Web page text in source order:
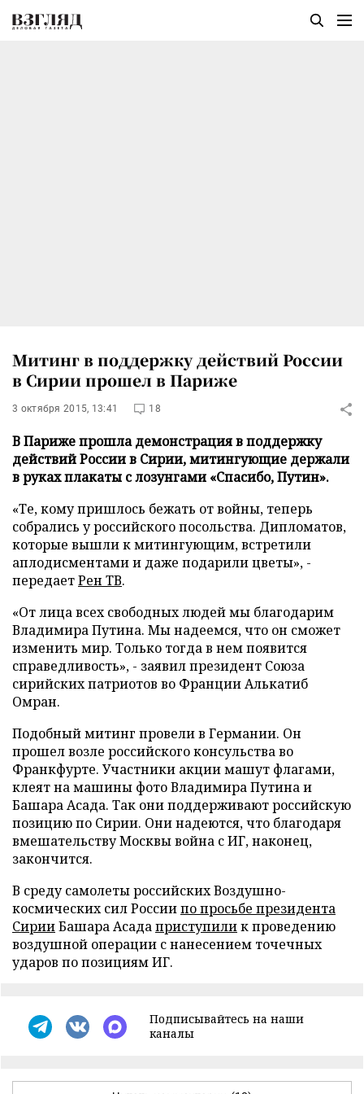
Митинг в поддержку действий России
в Сирии прошел в Париже
3 октября 2015, 13:41 18
В Париже прошла демонстрация в поддержку
действий России в Сирии, митингующие держали
в руках плакаты с лозунгами «Спасибо, Путин».
«Те, кому пришлось бежать от войны, теперь
собрались у российского посольства. Дипломатов,
которые вышли к митингующим, встретили
аплодисментами и даже подарили цветы», -
передаетРен ТВ.
«От лица всех свободных людей мы благодарим
Владимира Путина. Мы надеемся, что он сможет
изменить мир. Только тогда в нем появится
справедливость», - заявил президент Союза
сирийских патриотов во Франции Алькатиб
Омран.
Подобный митинг провели в Германии. Он
прошел возле российского консульства во
Франкфурте. Участники акции машут флагами,
клеят на машины фото Владимира Путина и
Башара Асада. Так они поддерживают российскую
позицию по Сирии. Они надеются, что благодаря
вмешательству Москвы война с ИГ, наконец,
закончится.
В среду самолеты российских Воздушно-
космических сил Россиипо просьбе президента
СирииБашара Асадаприступилик проведению
воздушной операции с нанесением точечных
ударов по позициям ИГ.
Подписывайтесь на наши
каналы